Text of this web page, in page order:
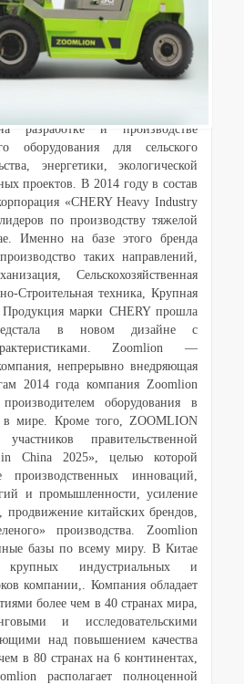
разработке и производстве
оборудования для сельского
энергетики, экологической
проектов. В 2014 году в состав
«CHERY Heavy Industry
по производству тяжелой
Именно на базе этого бренда
таких направлений,
Сельскохозяйственная
Строительная техника, Крупная
Продукция марки CHERY прошла
в новом дизайне с
Zoomlion —
непрерывно внедряющая
2014 года компания Zoomlion
оборудования в
мире. Кроме того, ZOOMLION
правительственной
China 2025», целью которой
производственных инноваций,
и промышленности, усиление
китайских брендов,
производства. Zoomlion
базы по всему миру. В Китае
индустриальных и
компании,. Компания обладает
более чем в 40 странах мира,
и исследовательскими
над повышением качества
в 80 странах на 6 континентах,
располагает полноценной